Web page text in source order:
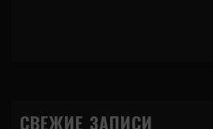
СВЕЖИЕ ЗАПИСИ